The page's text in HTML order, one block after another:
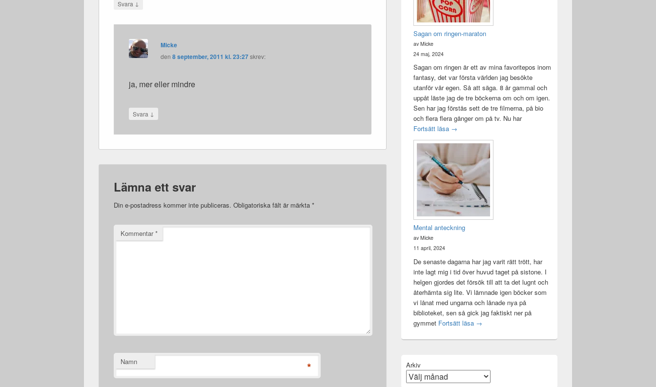
Svara ↓
Micke
den8 september, 2011 kl. 23:27skrev:
ja, mer eller mindre
Svara ↓
Lämna ett svar
Din e-postadress kommer inte publiceras. Obligatoriska fält är märkta *
Kommentar*
Namn *
Sagan om ringen-maraton
av Micke
24 maj, 2024
Sagan om ringen är ett av mina favoritepos inom
fantasy, det var första världen jag besökte
utanför vår egen. Så att säga. 8 år gammal och
uppåt läste jag de tre böckerna om och om igen.
Sen har jag förstås sett de tre filmerna, på bio
och flera flera gånger om på tv. Nu har
Fortsätt läsa Sagan om ringen-maraton
→
Mental anteckning
av Micke
11 april, 2024
De senaste dagarna har jag varit rätt trött, har
inte lagt mig i tid över huvud taget på sistone. I
helgen gjordes det försök till att ta det lugnt och
återhämta sig lite. Vi lämnade igen böcker som
vi lånat med ungarna och lånade nya på
biblioteket, sen så gick jag faktiskt ner på
gymmet Fortsätt läsa Mental anteckning
→
Arkiv